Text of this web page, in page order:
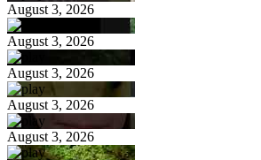
August 3, 2026
August 3, 2026
August 3, 2026
August 3, 2026
August 3, 2026